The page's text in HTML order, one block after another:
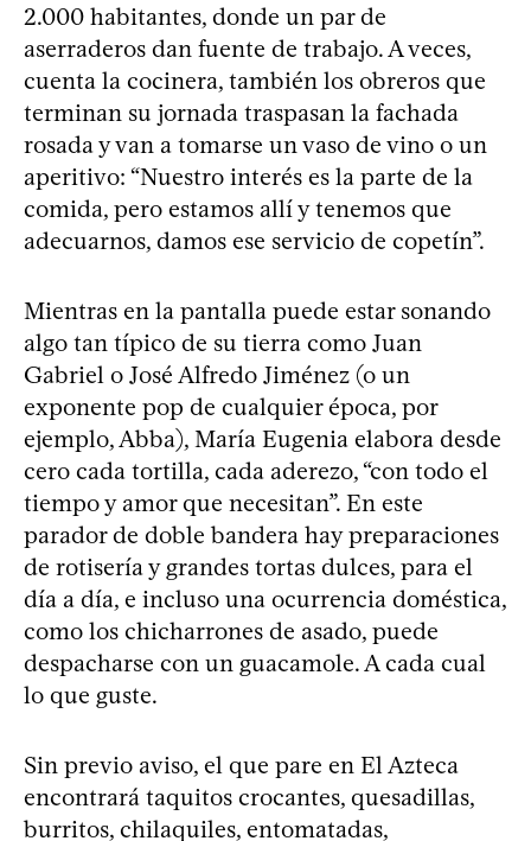
2.000 habitantes, donde un par de
aserraderos dan fuente de trabajo. A veces,
cuenta la cocinera, también los obreros que
terminan su jornada traspasan la fachada
rosada y van a tomarse un vaso de vino o un
aperitivo: “Nuestro interés es la parte de la
comida, pero estamos allí y tenemos que
adecuarnos, damos ese servicio de copetín”.
Mientras en la pantalla puede estar sonando
algo tan típico de su tierra como Juan
Gabriel o José Alfredo Jiménez (o un
exponente pop de cualquier época, por
ejemplo, Abba), María Eugenia elabora desde
cero cada tortilla, cada aderezo, “con todo el
tiempo y amor que necesitan”. En este
parador de doble bandera hay preparaciones
de rotisería y grandes tortas dulces, para el
día a día, e incluso una ocurrencia doméstica,
como los chicharrones de asado, puede
despacharse con un guacamole. A cada cual
lo que guste.
Sin previo aviso, el que pare en El Azteca
encontrará taquitos crocantes, quesadillas,
burritos, chilaquiles, entomatadas,